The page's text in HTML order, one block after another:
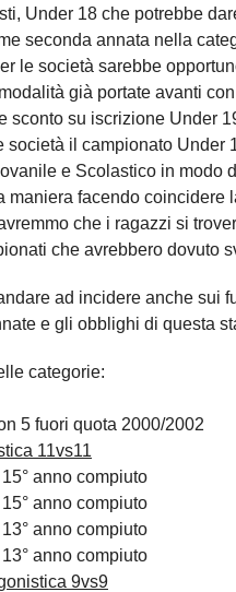
Under 18 che potrebbe
seconda annata nella
le società sarebbe
già portate avanti
sconto su iscrizione Under
società il campionato Under
e Scolastico in modo
maniera facendo coincidere
che i ragazzi si
che avrebbero dovuto
ad incidere anche sui
e gli obblighi di questa
categorie:
5 fuori quota 2000/2002
11vs11
anno compiuto
anno compiuto
anno compiuto
anno compiuto
9vs9